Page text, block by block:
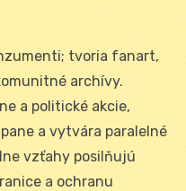
tvoria fanart,
archívy.
a politické akcie,
a vytvára paralelné
vzťahy posilňujú
a ochranu